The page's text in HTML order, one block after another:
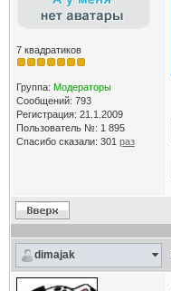
7 квадратиков
Группа: Модераторы
Сообщений: 793
Регистрация: 21.1.2009
Пользователь №: 1 895
Спасибо сказали: 301 раз
dimajak